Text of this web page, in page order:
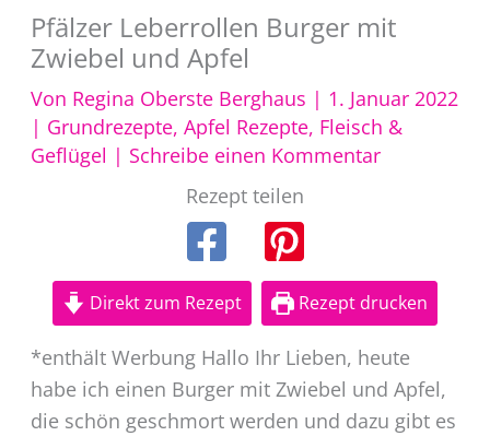
Pfälzer Leberrollen Burger mit
Zwiebel und Apfel
Von Regina Oberste Berghaus | 1. Januar 2022
| Grundrezepte, Apfel Rezepte, Fleisch &
Geflügel | Schreibe einen Kommentar
Rezept teilen
Direkt zum Rezept Rezept drucken
*enthält Werbung Hallo Ihr Lieben, heute
habe ich einen Burger mit Zwiebel und Apfel,
die schön geschmort werden und dazu gibt es